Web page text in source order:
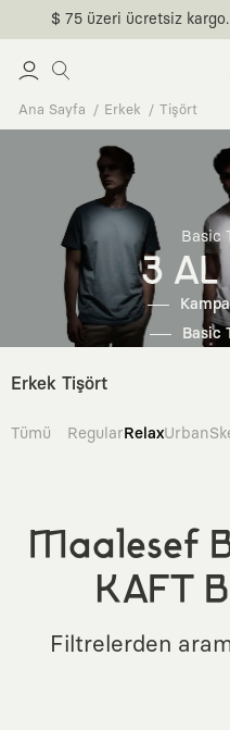
$ 75 üzeri ücretsiz
Ana Sayfa Erkek Tişört
Basic
3 AL
Basic
Erkek Tişört
Tümü RegularRelaxUrban
Maalesef
KAFT
Filtrelerden